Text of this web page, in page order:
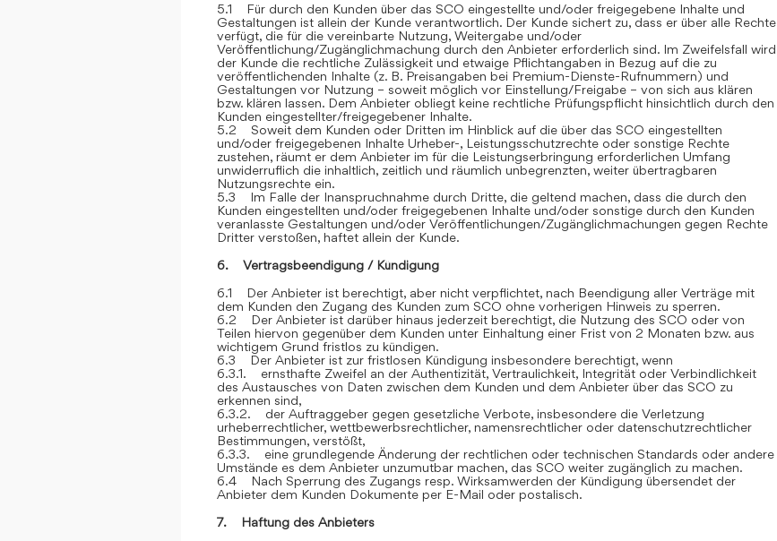
5.1 Für durch den Kunden über das SCO eingestellte und/oder freigegebene Inhalte und
Gestaltungen ist allein der Kunde verantwortlich. Der Kunde sichert zu, dass er über alle Rechte
verfügt, die für die vereinbarte Nutzung, Weitergabe und/oder
Veröffentlichung/Zugänglichmachung durch den Anbieter erforderlich sind. Im Zweifelsfall wird
der Kunde die rechtliche Zulässigkeit und etwaige Pflichtangaben in Bezug auf die zu
veröffentlichenden Inhalte (z. B. Preisangaben bei Premium-Dienste-Rufnummern) und
Gestaltungen vor Nutzung – soweit möglich vor Einstellung/Freigabe – von sich aus klären
bzw. klären lassen. Dem Anbieter obliegt keine rechtliche Prüfungspflicht hinsichtlich durch den
Kunden eingestellter/freigegebener Inhalte.
5.2 Soweit dem Kunden oder Dritten im Hinblick auf die über das SCO eingestellten
und/oder freigegebenen Inhalte Urheber-, Leistungsschutzrechte oder sonstige Rechte
zustehen, räumt er dem Anbieter im für die Leistungserbringung erforderlichen Umfang
unwiderruflich die inhaltlich, zeitlich und räumlich unbegrenzten, weiter übertragbaren
Nutzungsrechte ein.
5.3 Im Falle der Inanspruchnahme durch Dritte, die geltend machen, dass die durch den
Kunden eingestellten und/oder freigegebenen Inhalte und/oder sonstige durch den Kunden
veranlasste Gestaltungen und/oder Veröffentlichungen/Zugänglichmachungen gegen Rechte
Dritter verstoßen, haftet allein der Kunde.
6. Vertragsbeendigung / Kündigung
6.1 Der Anbieter ist berechtigt, aber nicht verpflichtet, nach Beendigung aller Verträge mit
dem Kunden den Zugang des Kunden zum SCO ohne vorherigen Hinweis zu sperren.
6.2 Der Anbieter ist darüber hinaus jederzeit berechtigt, die Nutzung des SCO oder von
Teilen hiervon gegenüber dem Kunden unter Einhaltung einer Frist von 2 Monaten bzw. aus
wichtigem Grund fristlos zu kündigen.
6.3 Der Anbieter ist zur fristlosen Kündigung insbesondere berechtigt, wenn
6.3.1. ernsthafte Zweifel an der Authentizität, Vertraulichkeit, Integrität oder Verbindlichkeit
des Austausches von Daten zwischen dem Kunden und dem Anbieter über das SCO zu
erkennen sind,
6.3.2. der Auftraggeber gegen gesetzliche Verbote, insbesondere die Verletzung
urheberrechtlicher, wettbewerbsrechtlicher, namensrechtlicher oder datenschutzrechtlicher
Bestimmungen, verstößt,
6.3.3. eine grundlegende Änderung der rechtlichen oder technischen Standards oder andere
Umstände es dem Anbieter unzumutbar machen, das SCO weiter zugänglich zu machen.
6.4 Nach Sperrung des Zugangs resp. Wirksamwerden der Kündigung übersendet der
Anbieter dem Kunden Dokumente per E-Mail oder postalisch.
7. Haftung des Anbieters